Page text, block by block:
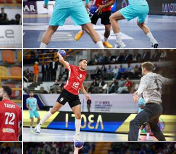
دوري أبطال أوروبا
القسم الثاني
رياضات أخرى
أمم إفريقيا
كرة السلة الأمريكية
كرة سلة